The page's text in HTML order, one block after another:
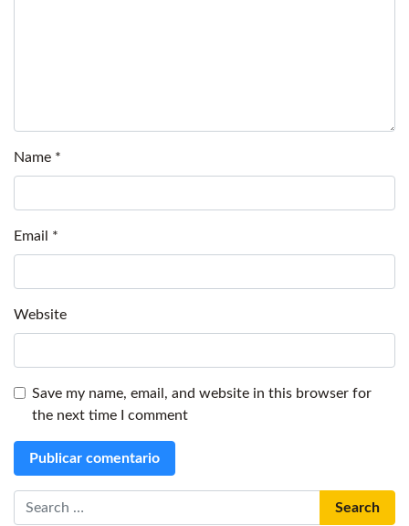
Name *
Email *
Website
Save my name, email, and website in this browser for
the next time I comment
Search